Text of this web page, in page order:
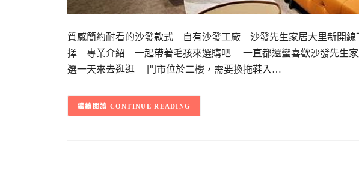
質感簡約耐看的沙發款式 自有沙發工廠 沙發先生家居大里新開
擇 專業介紹 一起帶著毛孩來選購吧 一直都還蠻喜歡沙發先生
選一天來去逛逛 門市位於二樓，需要換拖鞋入…
CONTINUE READING